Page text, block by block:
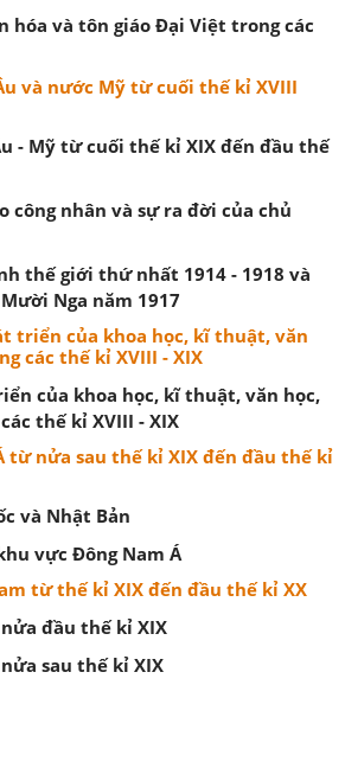
hóa và tôn giáo Đại Việt trong các
và nước Mỹ từ cuối thế kỉ XVIII
- Mỹ từ cuối thế kỉ XIX đến đầu thế
công nhân và sự ra đời của chủ
thế giới thứ nhất 1914 - 1918 và
Nga năm 1917
triển của khoa học, kĩ thuật, văn
các thế kỉ XVIII - XIX
của khoa học, kĩ thuật, văn học,
thế kỉ XVIII - XIX
từ nửa sau thế kỉ XIX đến đầu thế kỉ
và Nhật Bản
vực Đông Nam Á
từ thế kỉ XIX đến đầu thế kỉ XX
đầu thế kỉ XIX
sau thế kỉ XIX